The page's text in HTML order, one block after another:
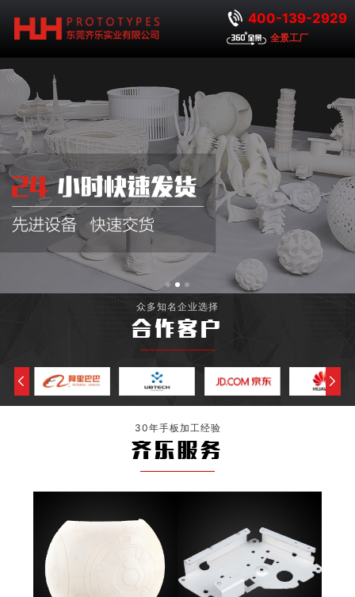
400-139-2929
全景工厂
众多知名企业选择
合作客户
30年手板加工经验
齐乐服务